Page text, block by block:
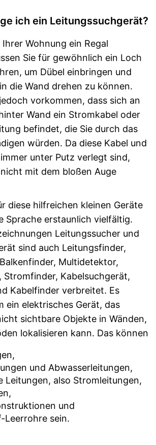
ich ein Leitungssuchgerät?
Wohnung ein Regal
Sie für gewöhnlich ein Loch
um Dübel einbringen und
die Wand drehen zu können.
vorkommen, dass sich an
Wand ein Stromkabel oder
befindet, die Sie durch das
würden. Da diese Kabel und
unter Putz verlegt sind,
mit dem bloßen Auge
diese hilfreichen kleinen Geräte
Sprache erstaunlich vielfältig.
Leitungssucher und
sind auch Leitungsfinder,
Multidetektor,
Kabelsuchgerät,
Kabelfinder verbreitet. Es
ein elektrisches Gerät, das
sichtbare Objekte in Wänden,
lokalisieren kann. Das können
und Abwasserleitungen,
Leitungen, also Stromleitungen,
und
Leerrohre sein.